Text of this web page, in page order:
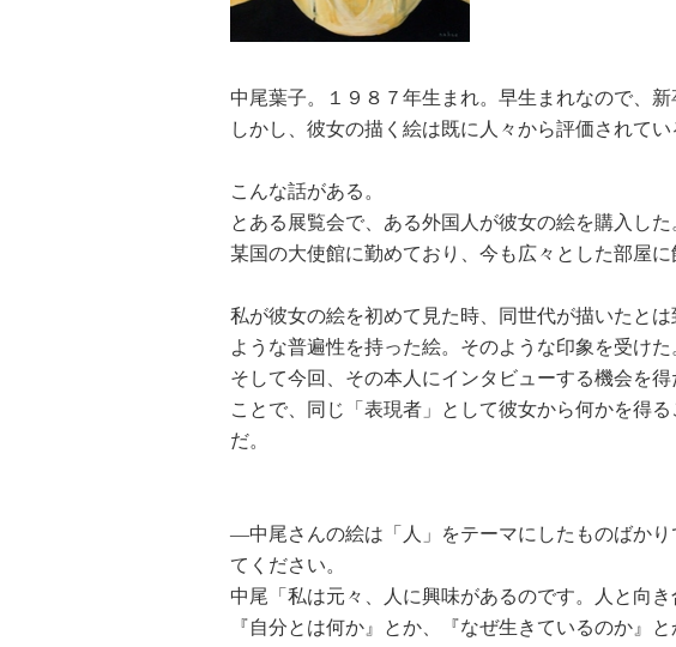
中尾葉子。１９８７年生まれ。早生まれなので、新
しかし、彼女の描く絵は既に人々から評価されてい
こんな話がある。
とある展覧会で、ある外国人が彼女の絵を購入し
某国の大使館に勤めており、今も広々とした部屋に
私が彼女の絵を初めて見た時、同世代が描いたと
ような普遍性を持った絵。そのような印象を受けた
そして今回、その本人にインタビューする機会を
ことで、同じ「表現者」として彼女から何かを得
だ。
―中尾さんの絵は「人」をテーマにしたものばかり
てください。
中尾「私は元々、人に興味があるのです。人と向
『自分とは何か』とか、『なぜ生きているのか』